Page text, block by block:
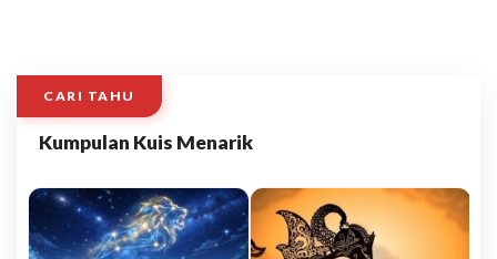
CARI TAHU
Kumpulan Kuis Menarik